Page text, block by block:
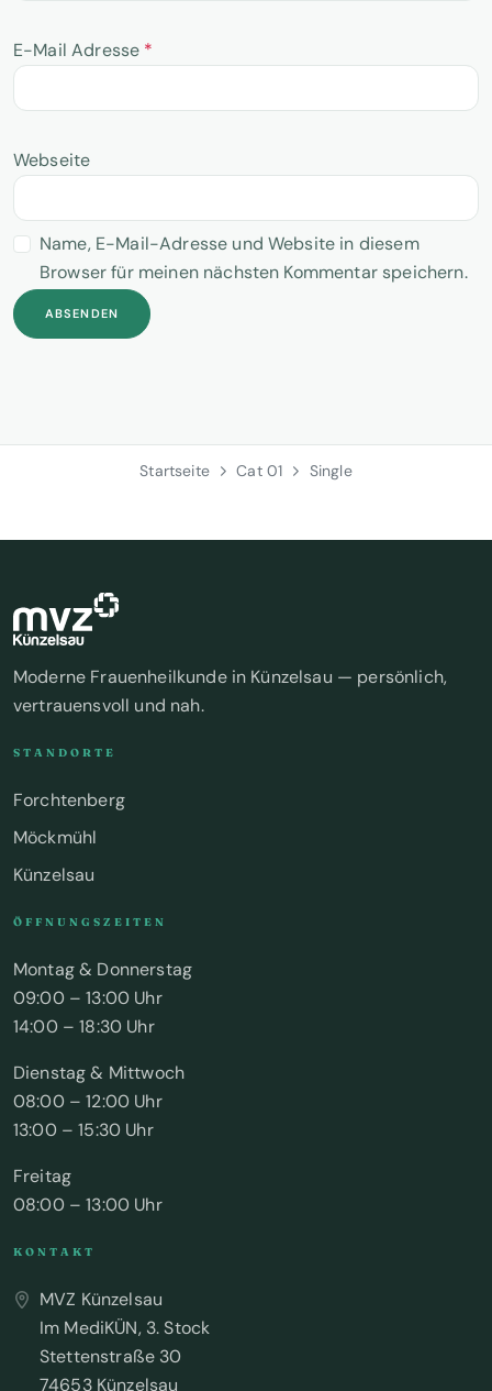
E-Mail Adresse *
Webseite
Name, E-Mail-Adresse und Website in diesem
Browser für meinen nächsten Kommentar speichern.
Startseite Cat 01 Single
Moderne Frauenheilkunde in Künzelsau — persönlich,
vertrauensvoll und nah.
STANDORTE
Forchtenberg
Möckmühl
Künzelsau
ÖFFNUNGSZEITEN
Montag & Donnerstag
09:00 – 13:00 Uhr
14:00 – 18:30 Uhr
Dienstag & Mittwoch
08:00 – 12:00 Uhr
13:00 – 15:30 Uhr
Freitag
08:00 – 13:00 Uhr
KONTAKT
MVZ Künzelsau
Im MediKÜN, 3. Stock
Stettenstraße 30
74653 Künzelsau